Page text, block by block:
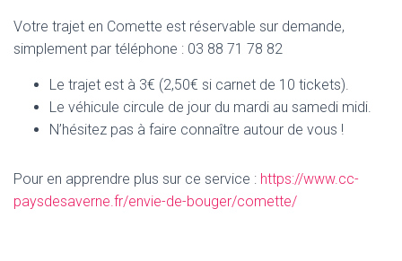
Votre trajet en Comette est réservable sur demande,
simplement par téléphone : 03 88 71 78 82
Le trajet est à 3€ (2,50€ si carnet de 10 tickets).
Le véhicule circule de jour du mardi au samedi midi.
N’hésitez pas à faire connaître autour de vous !
Pour en apprendre plus sur ce service : https://www.cc-
paysdesaverne.fr/envie-de-bouger/comette/